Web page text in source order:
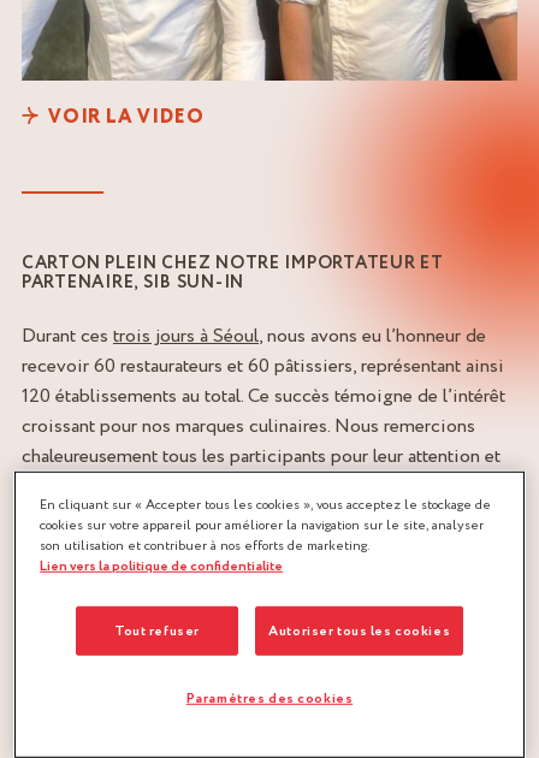
VOIR LA VIDEO
CARTON PLEIN CHEZ NOTRE IMPORTATEUR ET
PARTENAIRE, SIB SUN-IN
Durant ces trois jours à Séoul, nous avons eu l’honneur de
recevoir 60 restaurateurs et 60 pâtissiers, représentant ainsi
120 établissements au total. Ce succès témoigne de l’intérêt
croissant pour nos marques culinaires. Nous remercions
chaleureusement tous les participants pour leur attention et
de mains de maître avec notre partenaire SIB SUN-IN.
DÉMONSTRATION SALÉE AVEC SAMUEL ALBERT
Durant une démonstration d’une durée de 1h30, le chef de
cuisineSamuel Albert(restaurant Les petits prés, Angers) a
l’évènement, autour de la thématique « Cuisine fusion France
En cliquant sur « Accepter tous les cookies », vous acceptez le stockage de
cookies sur votre appareil pour améliorer la navigation sur le site, analyser
son utilisation et contribuer à nos efforts de marketing.
Lien vers la politique de confidentialite
Tout refuser Autoriser tous les cookies
Paramètres des cookies